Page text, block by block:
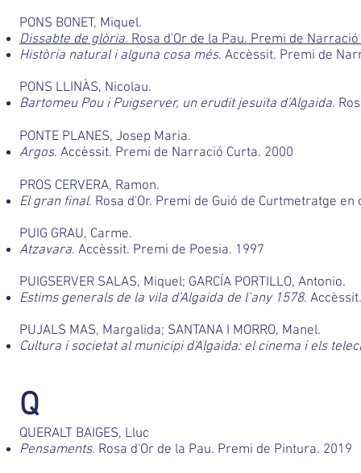
PONS BONET, Miquel.
Dissabte de glòria. Rosa d'Or de la Pau. Premi de
Història natural i alguna cosa més. Accèssit. Premi de
PONS LLINÀS, Nicolau.
Bartomeu Pou i Puigserver, un erudit jesuïta d’Algaida.
PONTE PLANES, Josep Maria.
Argos. Accèssit. Premi de Narració Curta. 2000
PROS CERVERA, Ramon.
El gran final. Rosa d'Or. Premi de Guió de Curtmetratge en
PUIG GRAU, Carme.
Atzavara. Accèssit. Premi de Poesia. 1997
PUIGSERVER SALAS, Miquel; GARCÍA PORTILLO, Antonio.
Estims generals de la vila d’Algaida de l’any 1578.
PUJALS MAS, Margalida; SANTANA I MORRO, Manel.
Cultura i societat al municipi d'Algaida: el cinema i els
Q
QUERALT BAIGES, Lluc
Pensaments. Rosa d'Or de la Pau. Premi de Pintura. 2019